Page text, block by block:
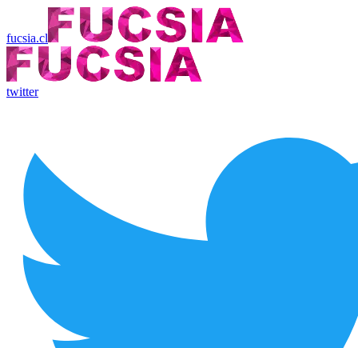
fucsia.cl
twitter